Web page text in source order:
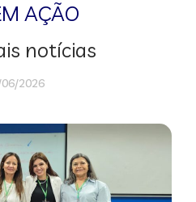
AÇÃO
notícias
2026